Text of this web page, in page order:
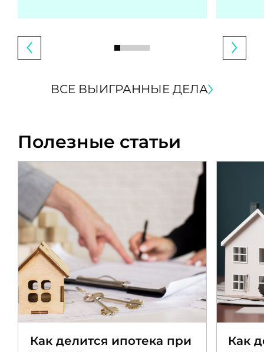
ВСЕ ВЫИГРАННЫЕ ДЕЛА
Полезные статьи
Как делится ипотека при
Как